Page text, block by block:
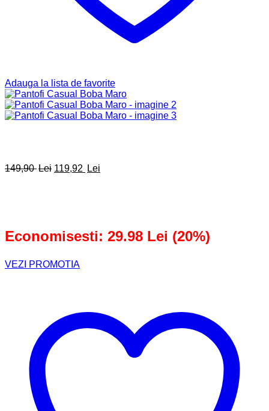
Adauga la lista de favorite
149,90Lei Prețul
119,92 Lei
Economisesti: 29.98 Lei (20%)
VEZI PROMOTIA